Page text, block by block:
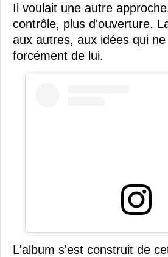
Il voulait une autre
contrôle, plus d'ouverture.
aux autres, aux idées qui
forcément de lui.
L'album s'est construit de